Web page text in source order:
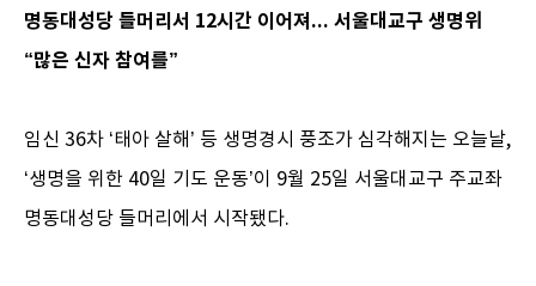
명동대성당 들머리서 12시간 이어져... 서울대교구 생명위
“많은 신자 참여를”
임신 36차 ‘태아 살해’ 등 생명경시 풍조가 심각해지는 오늘날,
‘생명을 위한 40일 기도 운동’이 9월 25일 서울대교구 주교좌
명동대성당 들머리에서 시작됐다.